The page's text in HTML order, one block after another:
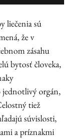
liečenia sú
že v
zásahu
bytosť človeka,
jednotlivý orgán,
tiež
súvislosti,
a príznakmi